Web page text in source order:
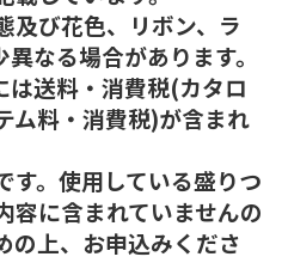
び花色、リボン、ラ
なる場合があります。
送料・消費税(カタロ
ム料・消費税)が含まれ
。使用している盛りつ
容に含まれていませんの
の上、お申込みくださ